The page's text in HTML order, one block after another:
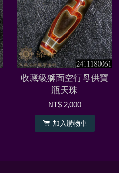
收藏級獅面空行母供寶
瓶天珠
NT$ 2,000
加入購物車